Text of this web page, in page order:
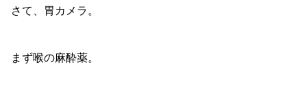
さて、胃カメラ。
まず喉の麻酔薬。